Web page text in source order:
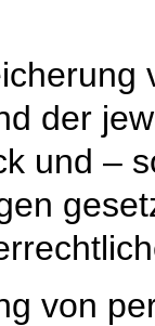
der
und –
von